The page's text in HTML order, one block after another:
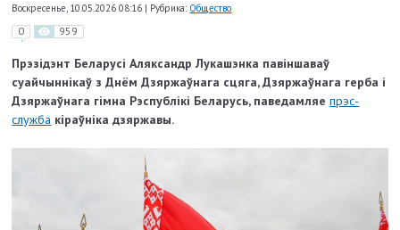
Воскресенье, 10.05.2026 08:16 | Рубрика: Общество
0 959
Прэзiдэнт Беларусi Аляксандр Лукашэнка павiншаваў
суайчыннiкаў з Днём Дзяржаўнага сцяга, Дзяржаўнага герба і
Дзяржаўнага гімна Рэспублікі Беларусь, паведамляепрэс-
служба кіраўніка дзяржавы.